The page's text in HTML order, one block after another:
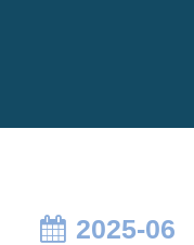
2025-06